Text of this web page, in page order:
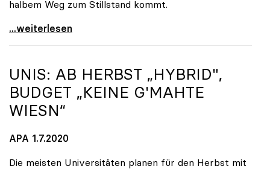
halbem Weg zum Stillstand kommt.
Seidler: „Der Stichtag für das Budget rückt näher“
...weiterlesen
UNIS: AB HERBST „HYBRID",
BUDGET „KEINE G'MAHTE
WIESN“
APA 1.7.2020
Die meisten Universitäten planen für den Herbst mit